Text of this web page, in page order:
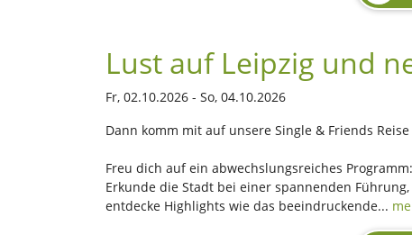
Lust auf Leipzig und
Fr, 02.10.2026 - So, 04.10.2026
Dann komm mit auf unsere Single & Friends
Freu dich auf ein abwechslungsreiches Programm:
Erkunde die Stadt bei einer spannenden
entdecke Highlights wie das beeindruckende...